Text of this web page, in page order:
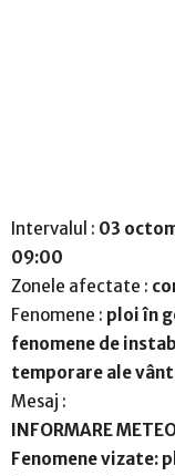
Intervalul : 03
09:00
Zonele afectate :
Fenomene : ploi în
fenomene de
temporare ale
Mesaj :
NFORMARE
Fenomene vizate: